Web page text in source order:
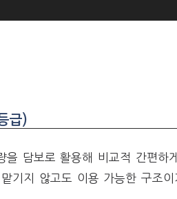
급)
을 담보로 활용해 비교적 간편하
기지 않고도 이용 가능한 구조이